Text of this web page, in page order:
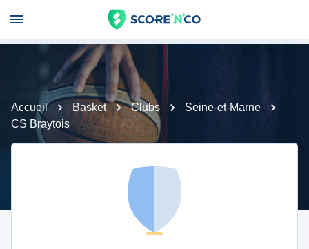
Accueil Basket Clubs
Seine-et-Marne
CS Braytois